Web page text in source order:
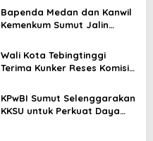
Tagih Rp 1,4 M pada Juli
2026
Bapenda Medan dan Kanwil
Kemenkum Sumut Jalin
Kelola Perpajakan
Wali Kota Tebingtinggi
Terima Kunker Reses Komisi
Pusat-Daerah untuk SDM
Unggul
KPwBI Sumut Selenggarakan
KKSU untuk Perkuat Daya